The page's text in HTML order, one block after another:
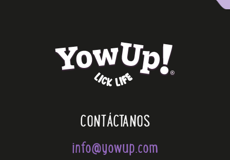
CONTÁCTANOS
info@yowup.com